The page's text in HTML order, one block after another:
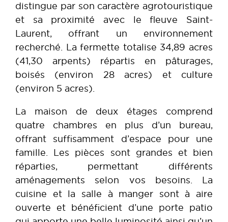
distingue par son caractère agrotouristique
et sa proximité avec le fleuve Saint-
Laurent, offrant un environnement
recherché. La fermette totalise 34,89 acres
(41,30 arpents) répartis en pâturages,
boisés (environ 28 acres) et culture
(environ 5 acres).
La maison de deux étages comprend
quatre chambres en plus d’un bureau,
offrant suffisamment d’espace pour une
famille. Les pièces sont grandes et bien
réparties, permettant différents
aménagements selon vos besoins. La
cuisine et la salle à manger sont à aire
ouverte et bénéficient d’une porte patio